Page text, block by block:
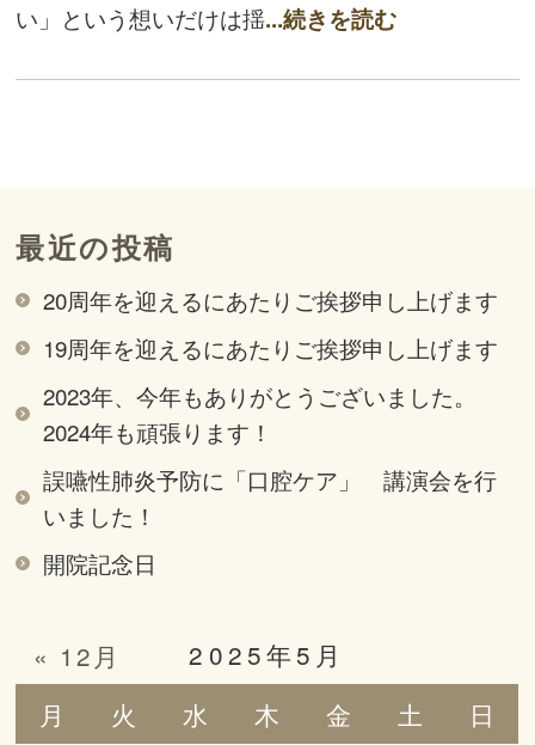
い」という想いだけは揺...続きを読む
最近の投稿
20周年を迎えるにあたりご挨拶申し上げます
19周年を迎えるにあたりご挨拶申し上げます
2023年、今年もありがとうございました。
2024年も頑張ります！
誤嚥性肺炎予防に「口腔ケア」 講演会を行
いました！
開院記念日
2025年5月
月
火 水 木 金 土 日
« 12月